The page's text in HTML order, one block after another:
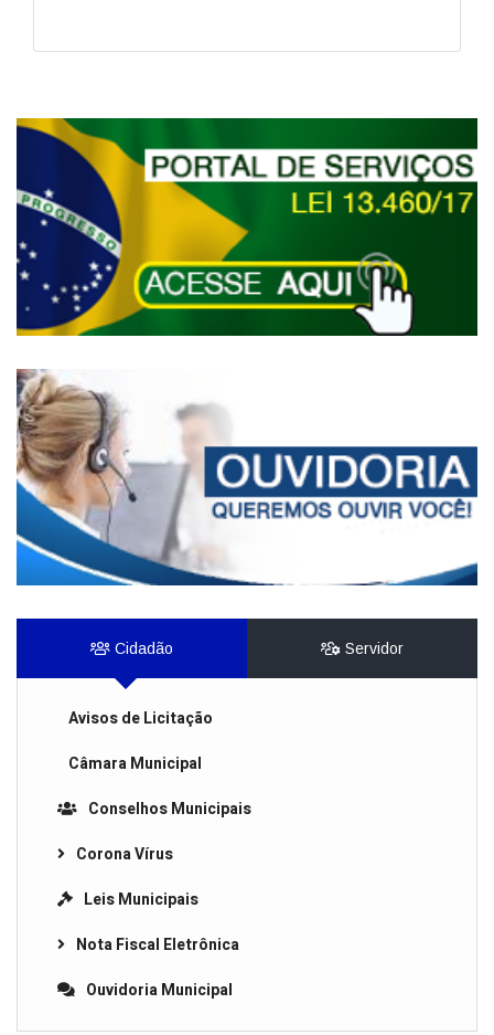
Cidadão Servidor
Avisos de Licitação
Câmara Municipal
Conselhos Municipais
Corona Vírus
Leis Municipais
Nota Fiscal Eletrônica
Ouvidoria Municipal